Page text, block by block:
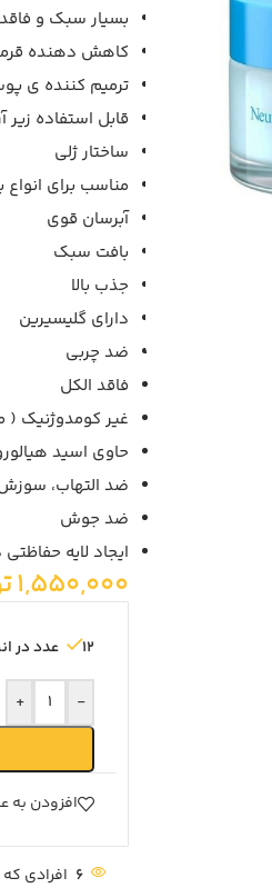
بسیار سبک و
کاهش دهنده
ترمیم کننده ی
قابل استفاده زیر
ساختار ژلی
مناسب برای
آبرسان قوی
بافت سبک
جذب بالا
دارای گلیسیرین
ضد چربی
فاقد الکل
غیر کومدوژنیک
حاوی اسید
ضد التهاب،
ضد جوش
ایجاد لایه
1,550,000
12 عدد در انبار
-
+
افزودن به
6 افرادی